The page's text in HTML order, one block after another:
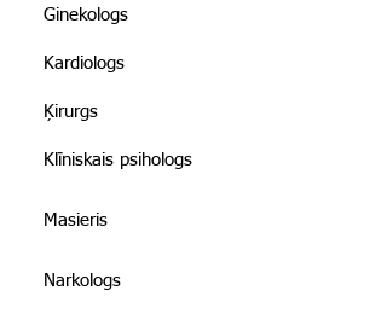
Ginekologs
Kardiologs
Ķirurgs
Klīniskais psihologs
Masieris
Narkologs